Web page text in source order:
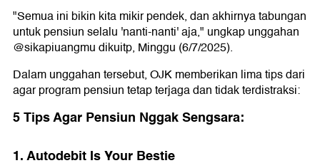
"Semua ini bikin kita mikir pendek, dan akhirnya tabungan
untuk pensiun selalu 'nanti-nanti' aja," ungkap unggahan
@sikapiuangmu dikuitp, Minggu (6/7/2025).
Dalam unggahan tersebut, OJK memberikan lima tips dari
agar program pensiun tetap terjaga dan tidak terdistraksi:
5 Tips Agar Pensiun Nggak Sengsara:
1. Autodebit Is Your Bestie